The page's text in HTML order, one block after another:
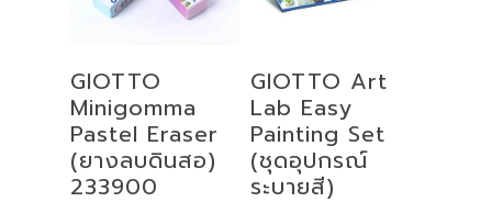
Select
Options
GIOTTO
Minigomma
Pastel Eraser
(ยางลบดินสอ)
233900
GIOTTO Art
Lab Easy
Painting Set
(ชุดอุปกรณ์
ระบายสี)